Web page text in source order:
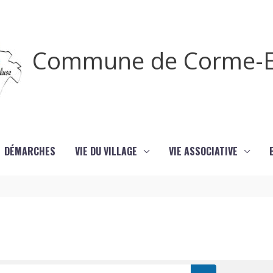
Commune de Corme-
DÉMARCHES VIE DU VILLAGE VIE ASSOCIATIVE